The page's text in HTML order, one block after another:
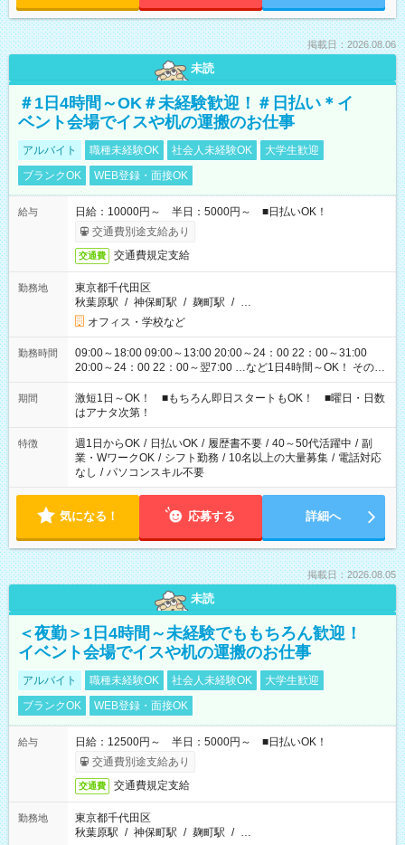
掲載日：2026.08.06
未読
＃1日4時間～OK＃未経験歓迎！＃日払い＊イ
ベント会場でイスや机の運搬のお仕事
アルバイト 職種未経験OK 社会人未経験OK
大学生歓迎
ブランクOK
WEB登録・面接OK
給与
日給：10000円～ 半日：5000円～ ■日払いOK！
交通費別途支給あり
交通費 交通費規定支給
勤務地
東京都千代田区
秋葉原駅 / 神保町駅 / 麹町駅 / …
オフィス・学校など
勤務時間
09:00～18:00 09:00～13:00 20:00～24：00 22：00～31:00
20:00～24：00 22：00～翌7:00 …など1日4時間～OK！ その他
シフトもございます！ お気軽にご相談ください！
期間
激短1日～OK！ ■もちろん即日スタートもOK！ ■曜日・日数
はアナタ次第！
特徴 週1日からOK / 日払いOK / 履歴書不要 / 40～50代活躍中 / 副
業・WワークOK / シフト勤務 / 10名以上の大量募集 / 電話対応
なし / パソコンスキル不要
気になる！ 応募する 詳細へ
掲載日：2026.08.05
未読
＜夜勤＞1日4時間～未経験でももちろん歓迎！
イベント会場でイスや机の運搬のお仕事
アルバイト 職種未経験OK 社会人未経験OK
大学生歓迎
ブランクOK
WEB登録・面接OK
給与
日給：12500円～ 半日：5000円～ ■日払いOK！
交通費別途支給あり
交通費 交通費規定支給
勤務地
東京都千代田区
秋葉原駅 / 神保町駅 / 麹町駅 / …